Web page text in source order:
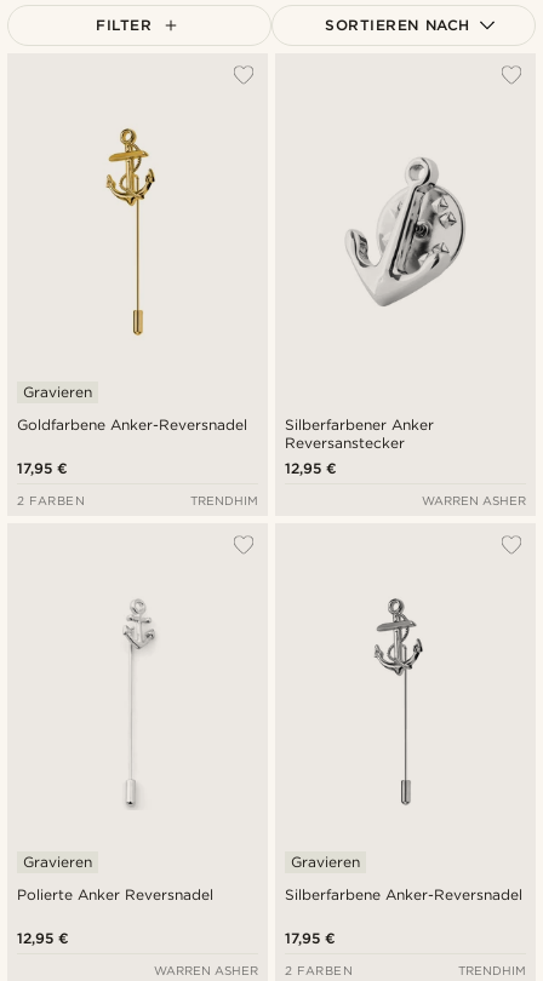
FILTER SORTIEREN NACH
Goldfarbene Anker-Reversnadel
Gravieren
17,95 €
2 FARBEN TRENDHIM
Silberfarbener Anker
Reversanstecker
12,95 €
WARREN ASHER
Polierte Anker Reversnadel
Gravieren
12,95 €
WARREN ASHER
Silberfarbene Anker-Reversnadel
Gravieren
17,95 €
2 FARBEN TRENDHIM